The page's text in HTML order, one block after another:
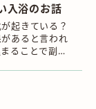
入浴のお話
起きている？
あると言われ
ることで副交